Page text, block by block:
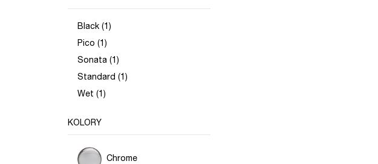
Black (1)
Pico (1)
Sonata (1)
Standard (1)
Wet (1)
KOLORY
Chrome